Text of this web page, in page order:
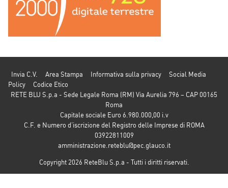
Invia C.V. Area Stampa Informativa sulla privacy
Social Media
Policy
Codice Etico
RETE BLU S.p.a - Sede Legale Roma (RM) Via Aurelia 796 – CAP 00165
Roma
Capitale sociale Euro 6.980.000,00 i.v
C.F. e Numero d’iscrizione del Registro delle Imprese di ROMA
03922811009
amministrazione.reteblu@pec.glauco.it
Copyright 2026 ReteBlu S.p.a - Tutti i diritti riservati.